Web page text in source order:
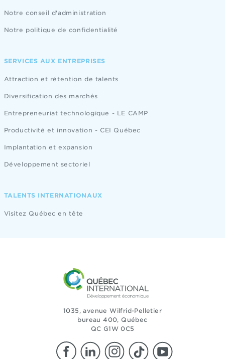
Notre conseil d'administration
Notre politique de confidentialité
SERVICES AUX ENTREPRISES
Attraction et rétention de talents
Diversification des marchés
Entrepreneuriat technologique - LE CAMP
Productivité et innovation - CEI Québec
Implantation et expansion
Développement sectoriel
TALENTS INTERNATIONAUX
Visitez Québec en tête
1035, avenue Wilfrid-Pelletier
bureau 400, Québec
QC G1W 0C5